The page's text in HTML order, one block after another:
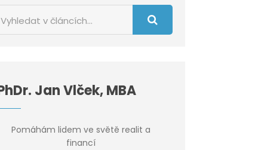
Jan Vlček, MBA
Pomáhám lidem ve světě realit a
financí